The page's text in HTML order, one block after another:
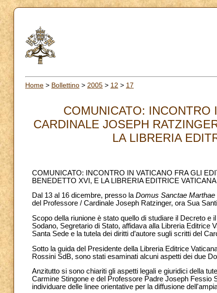
Home > Bollettino > 2005 > 12 > 17
COMUNICATO: INCONTRO
CARDINALE JOSEPH
LA LIBRERIA
COMUNICATO: INCONTRO IN VATICANO FRA GLI
BENEDETTO XVI, E LA LIBRERIA EDITRICE VATICANA
Dal 13 al 16 dicembre, presso laDomus Sanctae Marthae
del Professore / Cardinale Joseph Ratzinger, ora Sua
Scopo della riunione è stato quello di studiare il Decreto
Sodano, Segretario di Stato, affidava alla Libreria Editrice
Santa Sede e la tutela dei diritti d’autore sugli scritti del
Sotto la guida del Presidente della Libreria Editrice
Rossini SdB, sono stati esaminati alcuni aspetti dei due
Anzitutto si sono chiariti gli aspetti legali e giuridici della
Carmine Stingone e del Professore Padre Joseph Fessio
individuare delle linee orientative per la diffusione